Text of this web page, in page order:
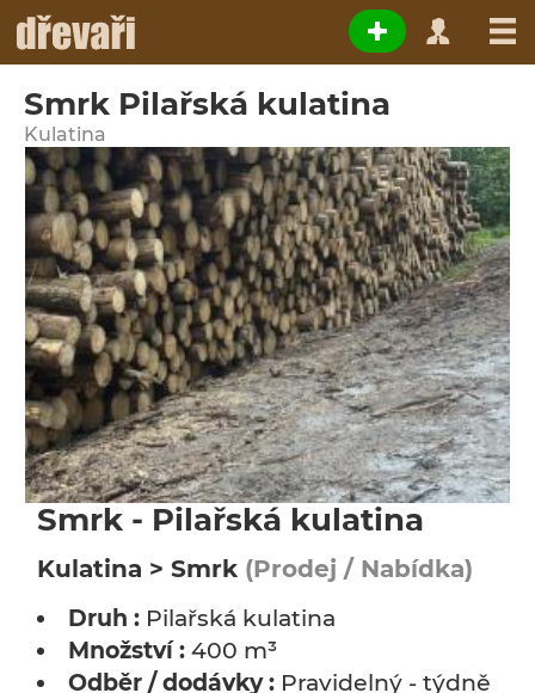
Smrk Pilařská kulatina
Kulatina
Smrk - Pilařská kulatina
Kulatina > Smrk(Prodej / Nabídka)
Druh :Pilařská kulatina
Množství :400 m³
Odběr / dodávky :Pravidelný - týdně